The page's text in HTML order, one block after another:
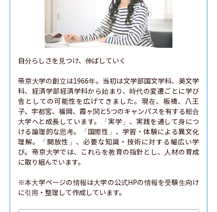
自分らしさを見つけ、伸ばしていく
帝京大学の創立は1966年。当初は文学部国文学科、英文学
科、経済学部経済学科から始まり、時代の変遷ごとに学び
舎としての可能性を広げてきました。現在、板橋、八王
子、宇都宮、福岡、霞ヶ関と5つのキャンパスを有する総合
大学へと成長しています。「実学」、実践を通して身につ
ける論理的な思考。「国際性」、学習・体験による異文化
理解。「開放性」、必要な知識・技術に対する幅広い学
び。帝京大学では、これらを教育の指針とし、人材の育成
に取り組んでいます。
※本大学ページの情報は大学の公式HPの情報を受験生向け
に引用・整理して作成しています。